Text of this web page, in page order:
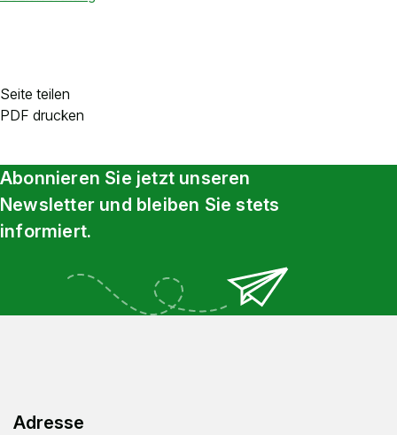
Seite teilen
PDF drucken
Abonnieren Sie jetzt unseren
Newsletter und bleiben Sie stets
informiert.
Adresse